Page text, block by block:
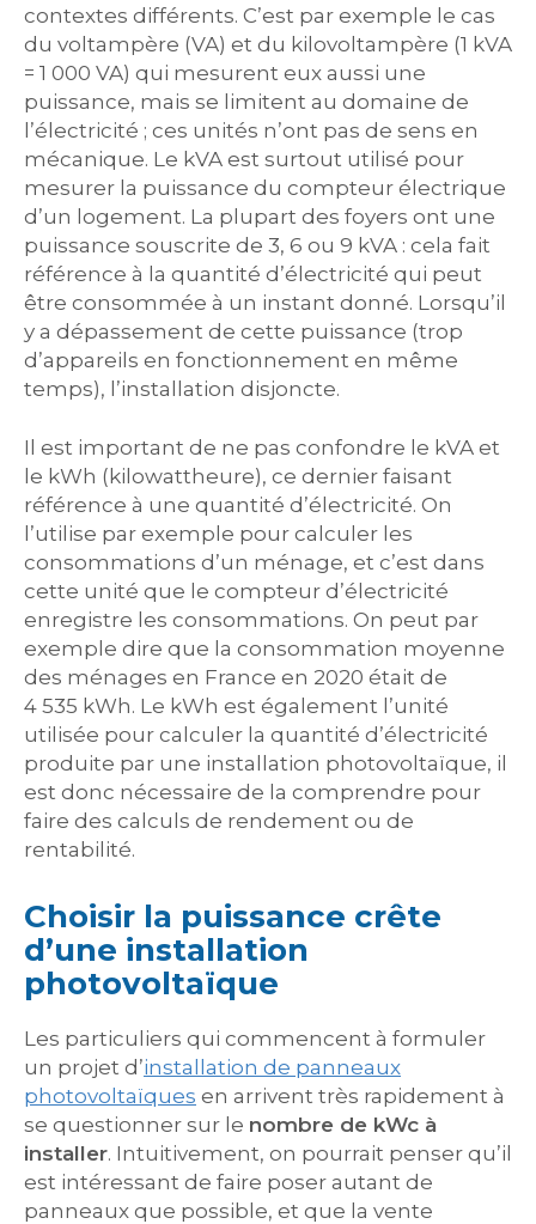
contextes différents. C’est par exemple le cas
du voltampère (VA) et du kilovoltampère (1 kVA
= 1 000 VA) qui mesurent eux aussi une
puissance, mais se limitent au domaine de
l’électricité ; ces unités n’ont pas de sens en
mécanique. Le kVA est surtout utilisé pour
mesurer la puissance du compteur électrique
d’un logement. La plupart des foyers ont une
puissance souscrite de 3, 6 ou 9 kVA : cela fait
référence à la quantité d’électricité qui peut
être consommée à un instant donné. Lorsqu’il
y a dépassement de cette puissance (trop
d’appareils en fonctionnement en même
temps), l’installation disjoncte.
Il est important de ne pas confondre le kVA et
le kWh (kilowattheure), ce dernier faisant
référence à une quantité d’électricité. On
l’utilise par exemple pour calculer les
consommations d’un ménage, et c’est dans
cette unité que le compteur d’électricité
enregistre les consommations. On peut par
exemple dire que la consommation moyenne
des ménages en France en 2020 était de
4 535 kWh. Le kWh est également l’unité
utilisée pour calculer la quantité d’électricité
produite par une installation photovoltaïque, il
est donc nécessaire de la comprendre pour
faire des calculs de rendement ou de
rentabilité.
Choisir la puissance crête
d’une installation
photovoltaïque
Les particuliers qui commencent à formuler
un projet d’installation de panneaux
photovoltaïques en arrivent très rapidement à
se questionner sur le nombre de kWc à
installer. Intuitivement, on pourrait penser qu’il
est intéressant de faire poser autant de
panneaux que possible, et que la vente